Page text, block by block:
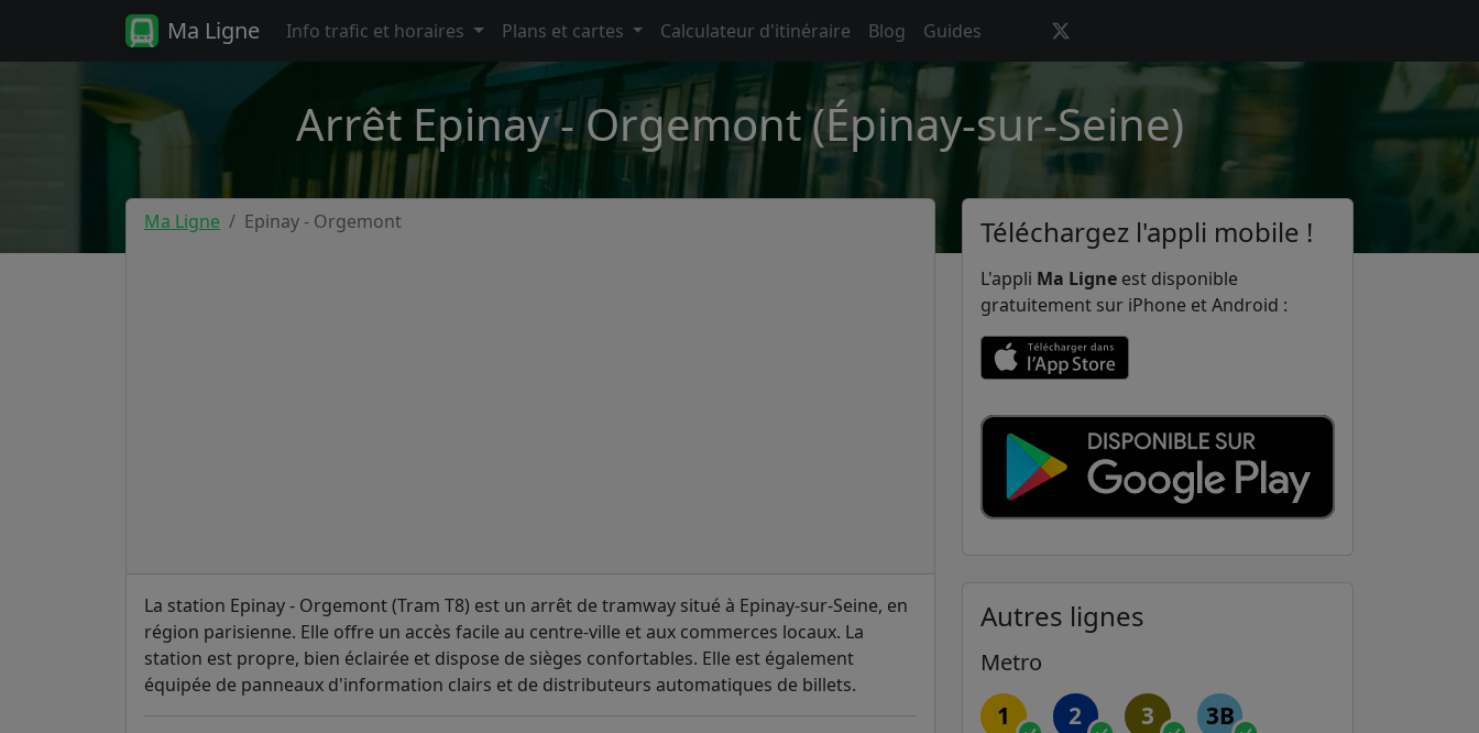
Ma Ligne Info trafic et horaires Plans et cartes Calculateur d'itinéraire Blog Guides
Arrêt Epinay - Orgemont (Épinay-sur-Seine)
Ma Ligne Epinay - Orgemont
La station Epinay - Orgemont (Tram T8) est un arrêt de tramway situé à Epinay-sur-Seine, en
région parisienne. Elle offre un accès facile au centre-ville et aux commerces locaux. La
station est propre, bien éclairée et dispose de sièges confortables. Elle est également
équipée de panneaux d'information clairs et de distributeurs automatiques de billets.
Téléchargez l'appli mobile !
L'appli Ma Ligne est disponible
gratuitement sur iPhone et Android :
Autres lignes
Metro
1 2 3 3B